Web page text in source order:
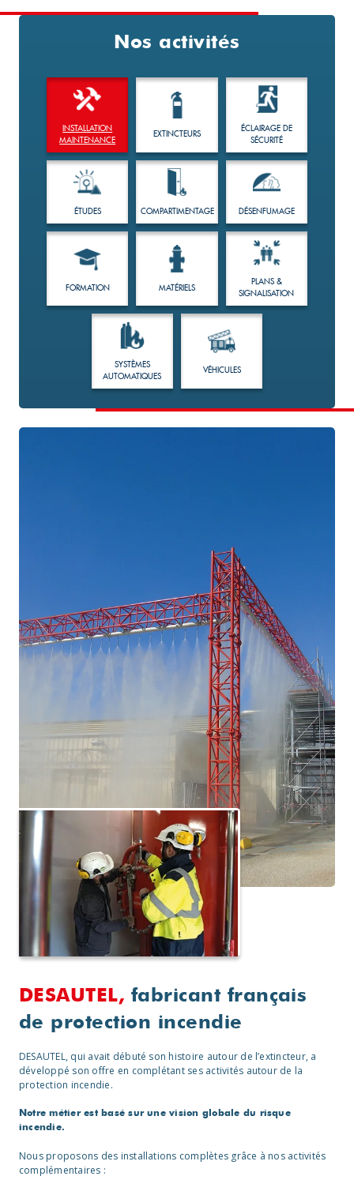
Nos activités
INSTALLATION
MAINTENANCE
EXTINCTEURS
ÉCLAIRAGE DE
SÉCURITÉ
ÉTUDES COMPARTIMENTAGE DÉSENFUMAGE
FORMATION MATÉRIELS
PLANS &
SIGNALISATION
SYSTÈMES
AUTOMATIQUES
VÉHICULES
DESAUTEL, fabricant français
de protection incendie
DESAUTEL, qui avait débuté son histoire autour de l’extincteur, a
développé son offre en complétant ses activités autour de la
protection incendie.
Notre métier est basé sur une vision globale du risque
incendie.
Nous proposons des installations complètes grâce à nos activités
complémentaires :